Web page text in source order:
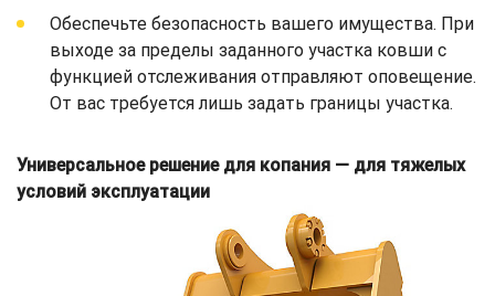
Обеспечьте безопасность вашего имущества. При
выходе за пределы заданного участка ковши с
функцией отслеживания отправляют оповещение.
От вас требуется лишь задать границы участка.
Универсальное решение для копания — для тяжелых
условий эксплуатации